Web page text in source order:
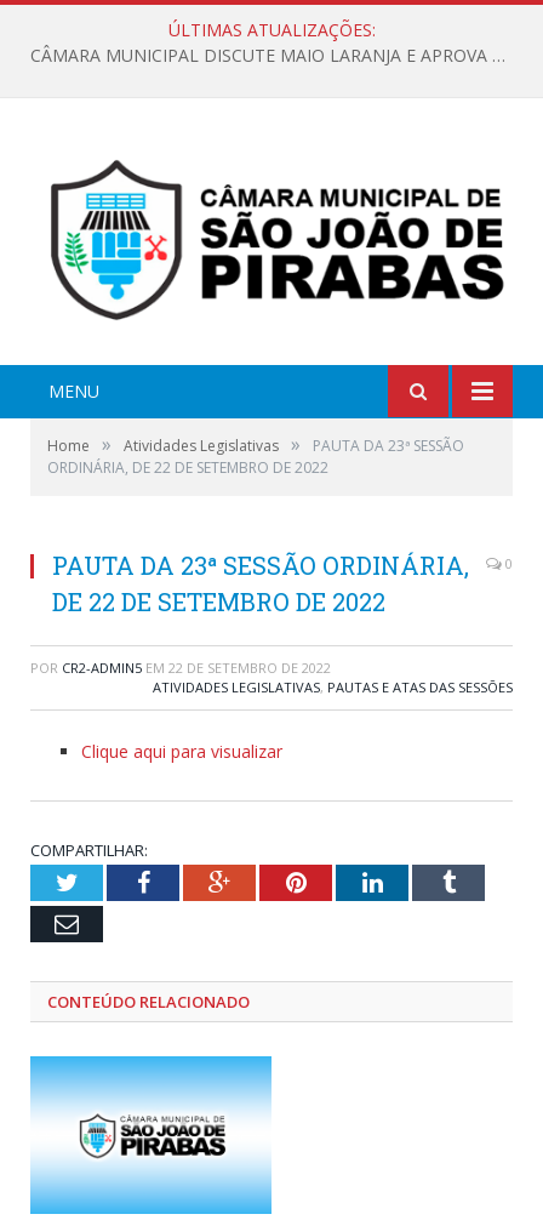
ÚLTIMAS ATUALIZAÇÕES:
CÂMARA MUNICIPAL DISCUTE MAIO LARANJA E APROVA REQUERIMENTO SOBRE SINALIZAÇÃO URBANA
MENU
Home » Atividades Legislativas »
PAUTA DA 23ª SESSÃO
ORDINÁRIA, DE 22 DE SETEMBRO DE 2022
PAUTA DA 23ª SESSÃO ORDINÁRIA,
DE 22 DE SETEMBRO DE 2022
0
POR CR2-ADMIN5 EM 22 DE SETEMBRO DE 2022
ATIVIDADES LEGISLATIVAS, PAUTAS E ATAS DAS SESSÕES
Clique aqui para visualizar
COMPARTILHAR:
TwitterFacebookGoogle+PinterestLinkedInTumblr
Email
CONTEÚDO RELACIONADO